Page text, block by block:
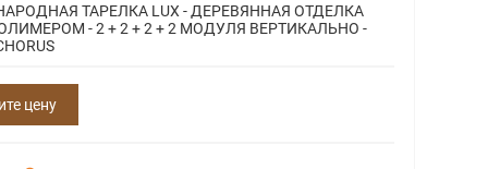
ТАРЕЛКА LUX - ДЕРЕВЯННАЯ ОТДЕЛКА
- 2 + 2 + 2 + 2 МОДУЛЯ ВЕРТИКАЛЬНО -
цену